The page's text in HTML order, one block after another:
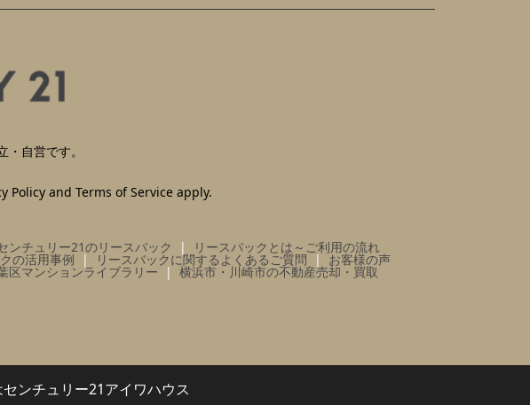
自営です。
Policy and Terms of Service apply.
ンチュリー21のリースバック リースバックとは～ご利用の流れ
の活用事例 リースバックに関するよくあるご質問 お客様の声
区マンションライブラリー 横浜市・川崎市の不動産売却・買取
ンチュリー21アイワハウス